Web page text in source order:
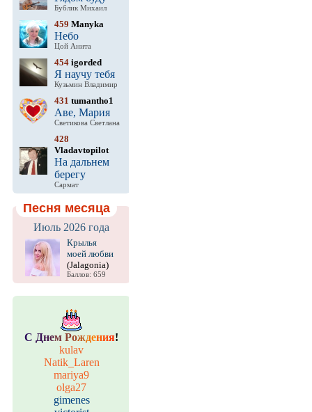
Бублик Михаил
459 Manyka
Небо
Цой Анита
454 igorded
Я научу тебя
Кузьмин Владимир
431 tumantho1
Аве, Мария
Светикова Светлана
428
Vladavtopilot
На дальнем
берегу
Сармат
Песня месяца
Июль 2026 года
Крылья
моей любви
(Jalagonia)
Баллов: 659
С Днем Рождения!
kulav
Natik_Laren
mariya9
olga27
gimenes